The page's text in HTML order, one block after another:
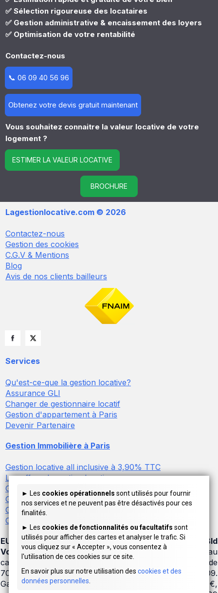
✅ Sélection rigoureuse des locataires
✅ Gestion administrative & encaissement des loyers
✅ Optimisation de votre rentabilité
Contactez-nous
📞 06 09 40 56 96
Obtenez votre devis gratuit maintenant
Vous souhaitez connaitre la valeur locative de votre
logement ?
ESTIMER LA VALEUR LOCATIVE
BROCHURE
Lagestionlocative.com © 2026
Contactez-nous
Gestion des cookies
C.G.V & Mentions
Blog
Avis de nos clients bailleurs
Services
Qu'est-ce-que la gestion locative?
Assurance GLI
Changer de gestionnaire locatif
Gestion d'appartement à Paris
Devenir Partenaire
Gestion Immobilière à Paris
Gestion locative all inclusive à 3,90% TTC
Les offres de gestion locative
Gestion locative à Paris
Gestion locative avec assurance GLI
Gestion de logements meublés
Conciergerie Airbnb à Paris
EURASIM SARL - Lagestionlocative.com : 62, Bld
Voltaire 75011 PARIS (Métro Saint-Ambroise).
SARL au
capital de 3.000.000 € - RCS Paris B 382 615 961 - Code
703A.Carte professionnelle n° : CPI75012016000008609.
Garantie financièregestion immobilière :
4.000.000 €,
► Les cookies opérationnels sont utilisés pour fournir
nos services et ne peuvent pas être désactivés pour ces
finalités.
► Les cookies de fonctionnalités ou facultatifs sont
utilisés pour afficher des cartes et analyser le trafic. Si
vous cliquez sur « Accepter », vous consentez à
l'utilisation de ces cookies sur ce site.
En savoir plus sur notre utilisation des cookies et des
données personnelles